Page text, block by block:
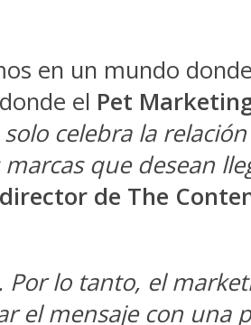
en un mundo
el Pet
celebra la
que desean
de The
Por lo tanto, el
el mensaje con una